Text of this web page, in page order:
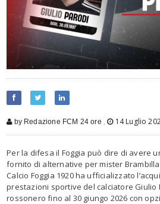
by Redazione FCM 24 ore , 14 Luglio
Per la difesa il Foggia può dire di avere
fornito di alternative per mister
Calcio Foggia 1920 ha ufficializzato
prestazioni sportive del calciatore Giulio
rossonero fino al 30 giungo 2026 con